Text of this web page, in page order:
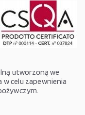
utworzoną we
w celu zapewnienia